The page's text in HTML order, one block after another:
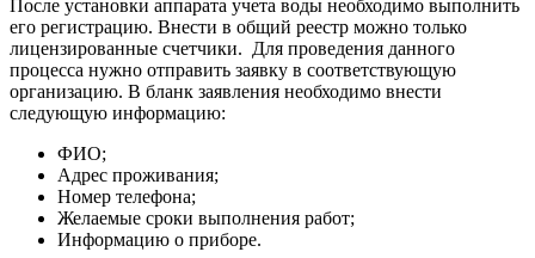
После установки аппарата учета воды необходимо выполнить
его регистрацию. Внести в общий реестр можно только
лицензированные счетчики. Для проведения данного
процесса нужно отправить заявку в соответствующую
организацию. В бланк заявления необходимо внести
следующую информацию:
ФИО;
Адрес проживания;
Номер телефона;
Желаемые сроки выполнения работ;
Информацию о приборе.